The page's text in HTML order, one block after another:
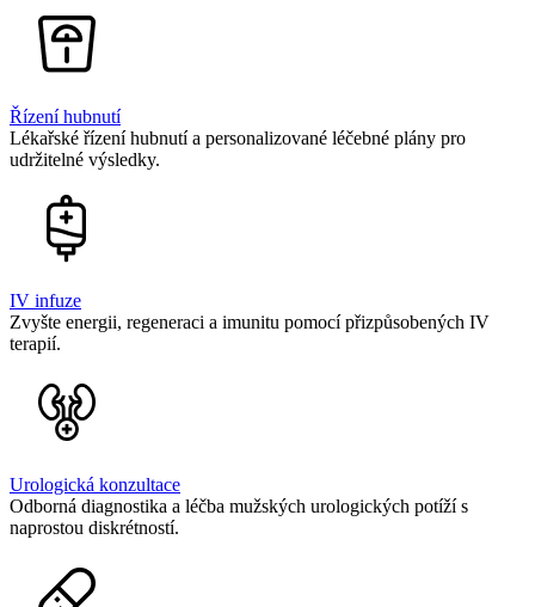
Řízení hubnutí
Lékařské řízení hubnutí a personalizované léčebné plány pro
udržitelné výsledky.
IV infuze
Zvyšte energii, regeneraci a imunitu pomocí přizpůsobených IV
terapií.
Urologická konzultace
Odborná diagnostika a léčba mužských urologických potíží s
naprostou diskrétností.